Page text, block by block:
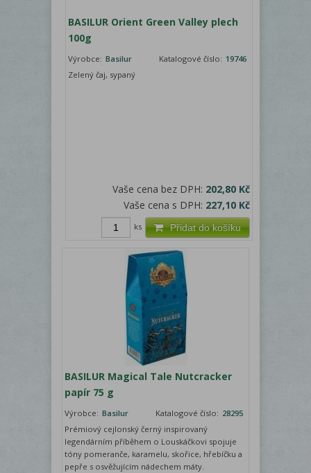
BASILUR Orient Green Valley plech
100g
Výrobce: Basilur Katalogové číslo: 19746
Zelený čaj, sypaný
Vaše cena bez DPH: 202,80 Kč
Vaše cena s DPH: 227,10 Kč
Přidat do košíku
ks
BASILUR Magical Tale Nutcracker
papír 75 g
Výrobce: Basilur Katalogové číslo: 28295
Prémiový cejlonský černý inspirovaný
legendárním příběhem o Louskáčkovi spojuje
tóny pomeranče, karamelu, skořice, hřebíčku a
pepře s osvěžujícím nádechem máty.